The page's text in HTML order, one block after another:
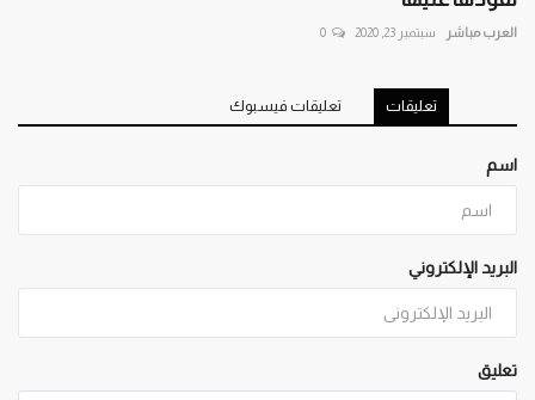
العرب مباشر سبتمبر 23, 2020 0
تعليقات تعليقات فيسبوك
اسم
البريد الإلكتروني
تعليق